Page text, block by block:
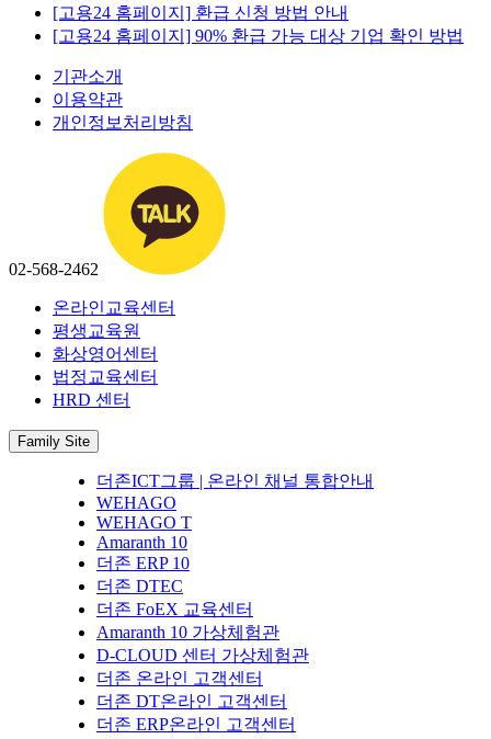
[고용24 홈페이지] 환급 신청 방법 안내
[고용24 홈페이지] 90% 환급 가능 대상 기업 확인 방법
기관소개
이용약관
개인정보처리방침
02-568-2462
온라인교육센터
평생교육원
화상영어센터
법정교육센터
HRD 센터
Family Site
더존ICT그룹 | 온라인 채널 통합안내
WEHAGO
WEHAGO T
Amaranth 10
더존 ERP 10
더존 DTEC
더존 FoEX 교육센터
Amaranth 10 가상체험관
D-CLOUD 센터 가상체험관
더존 온라인 고객센터
더존 DT온라인 고객센터
더존 ERP온라인 고객센터